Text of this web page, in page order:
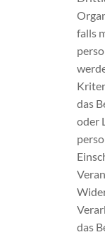
falls
das
oder
das